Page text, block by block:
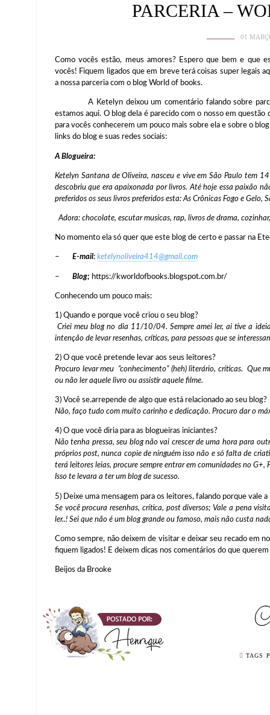
PARCERIA –
01
Como vocês estão, meus amores? Espero que bem e que
vocês! Fiquem ligados que em breve terá coisas super legais
a nossa parceria com o blog World of books.
A Ketelyn deixou um comentário falando sobre
estamos aqui. O blog dela é parecido com o nosso em
para vocês conhecerem um pouco mais sobre ela e sobre o
links do blog e suas redes sociais:
A Blogueira:
Ketelyn Santana de Oliveira, nasceu e vive em São Paulo tem
descobriu que era apaixonada por livros. Até hoje essa paixão
preferidos os seus livros preferidos esta: As Crônicas Fogo e
Adora: chocolate, escutar musicas, rap, livros de drama,
No momento ela só quer que este blog de certo e passar na
– E-mail: ketelynoliveira414@gmail.com
– Blog; https://kworldofbooks.blogspot.com.br/
Conhecendo um pouco mais:
1) Quando e porque você criou o seu blog?
Criei meu blog no dia 11/10/04. Sempre amei ler, ai tive a
intenção de levar resenhas, críticas, para pessoas que se
2) O que você pretende levar aos seus leitores?
Procuro levar meu “conhecimento” (heh) literário, críticas. Que
ou não ler aquele livro ou assistir aquele filme.
3) Você se.arrepende de algo que está relacionado ao seu blog?
Não, faço tudo com muito carinho e dedicação. Procuro dar o
4) O que você diria para as blogueiras iniciantes?
Não tenha pressa, seu blog não vai crescer de uma hora para
próprios post, nunca copie de ninguém isso não e só falta de
terá leitores leias, procure sempre entrar em comunidades no
Isso te levara a ter um blog de sucesso.
5) Deixe uma mensagem para os leitores, falando porque vale
Se você procura resenhas, crítica, post diversos; Vale a pena
ler..! Sei que não é um blog grande ou famoso, mais não custa
Como sempre, não deixem de visitar e deixar seu recado em
fiquem ligados! E deixem dicas nos comentários do que
Beijos da Brooke
TAGS